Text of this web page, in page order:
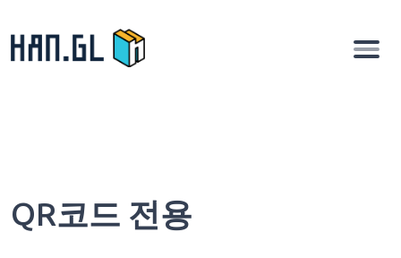
QR코드 전용